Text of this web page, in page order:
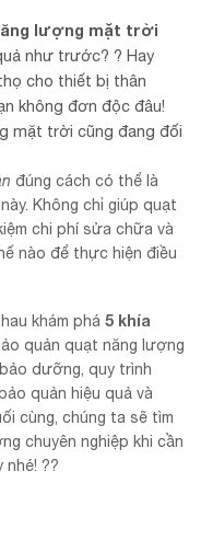
lượng mặt trời
như trước? ? Hay
cho thiết bị thân
không đơn độc đâu!
mặt trời cũng đang đối
đúng cách có thể là
Không chỉ giúp quạt
chi phí sửa chữa và
nào để thực hiện điều
khám phá 5 khía
quản quạt năng lượng
dưỡng, quy trình
quản hiệu quả và
cùng, chúng ta sẽ tìm
chuyên nghiệp khi cần
nhé! ??